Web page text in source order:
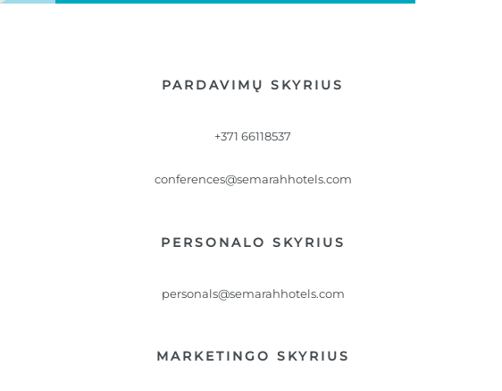
PARDAVIMŲ SKYRIUS
+371 66118537
conferences@semarahhotels.com
PERSONALO SKYRIUS
personals@semarahhotels.com
MARKETINGO SKYRIUS